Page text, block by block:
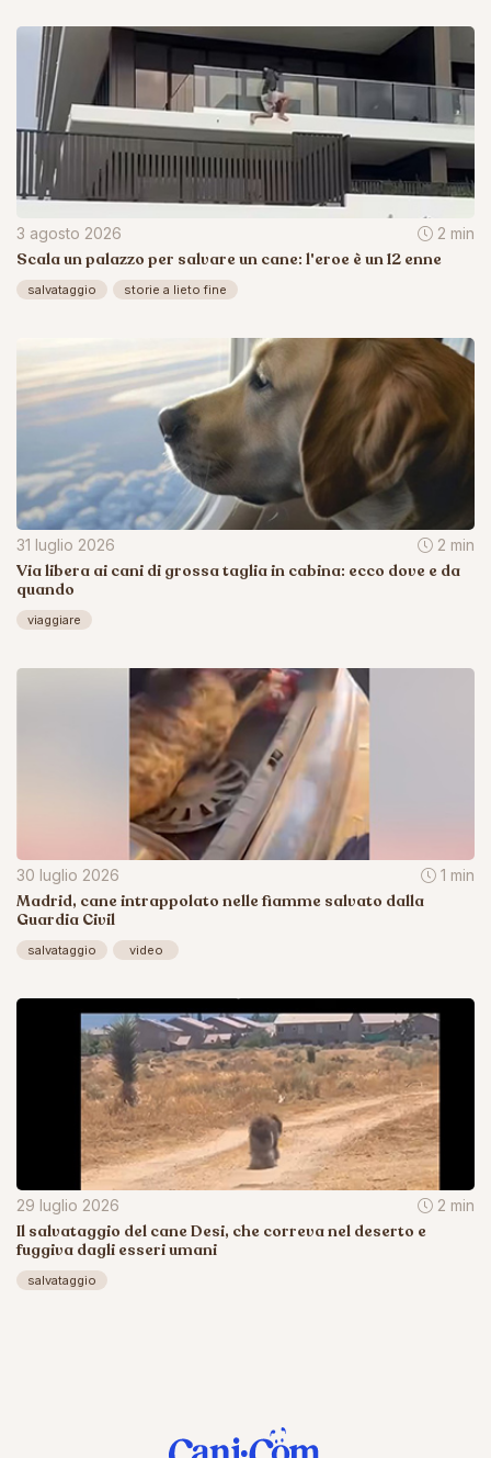
3 agosto 2026 2 min
Scala un palazzo per salvare un cane: l'eroe è un 12 enne
salvataggio storie a lieto fine
31 luglio 2026 2 min
Via libera ai cani di grossa taglia in cabina: ecco dove e da
quando
viaggiare
30 luglio 2026 1 min
Madrid, cane intrappolato nelle fiamme salvato dalla
Guardia Civil
salvataggio video
29 luglio 2026 2 min
Il salvataggio del cane Desi, che correva nel deserto e
fuggiva dagli esseri umani
salvataggio